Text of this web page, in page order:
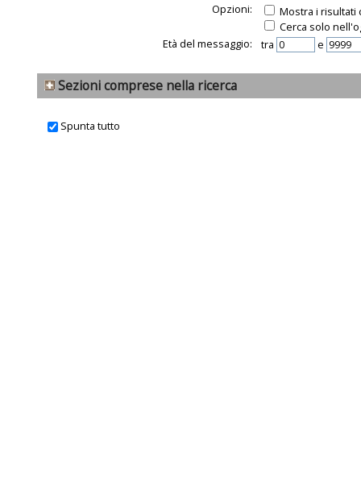
Opzioni:
Mostra i risultati
Cerca solo
Età del messaggio:
tra e
Sezioni comprese nella ricerca
Spunta tutto